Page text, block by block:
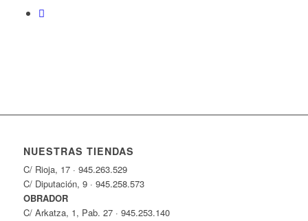
NUESTRAS TIENDAS
C/ Rioja, 17 · 945.263.529
C/ Diputación, 9 · 945.258.573
OBRADOR
C/ Arkatza, 1, Pab. 27 · 945.253.140